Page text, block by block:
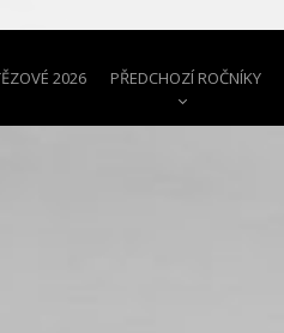
2026 PŘEDCHOZÍ ROČNÍKY